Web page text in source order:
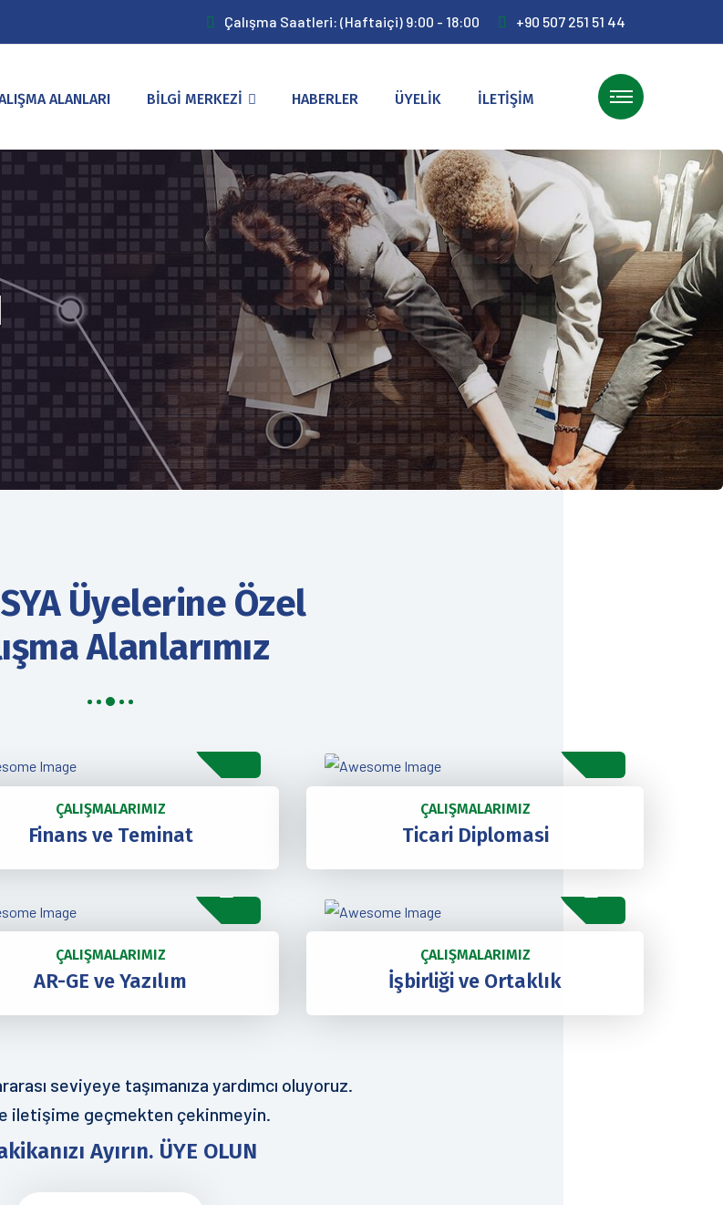
Çalışma Saatleri: (Haftaiçi) 9:00 - 18:00 +90 507 251 51 44
ALANLARI BİLGİ MERKEZİ HABERLER ÜYELİK İLETİŞİM
Üyelerine Özel
Alanlarımız
ÇALIŞMALARIMIZ
Finans ve Teminat
ÇALIŞMALARIMIZ
Ticari Diplomasi
ÇALIŞMALARIMIZ
AR-GE ve Yazılım
ÇALIŞMALARIMIZ
İşbirliği ve Ortaklık
seviyeye taşımanıza yardımcı oluyoruz.
iletişime geçmekten çekinmeyin.
Ayırın. ÜYE OLUN